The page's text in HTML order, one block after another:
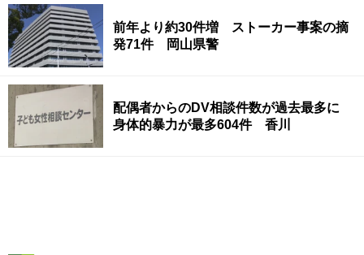
前年より約30件増 ストーカー事案の摘
発71件 岡山県警
配偶者からのDV相談件数が過去最多に
身体的暴力が最多604件 香川